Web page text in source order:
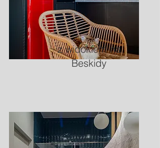
z widokiem na
Beskidy